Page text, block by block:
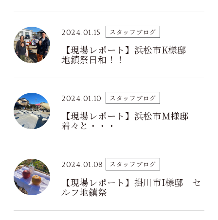
2024.01.15 スタッフブログ
【現場レポート】浜松市K様邸
地鎮祭日和！！
2024.01.10 スタッフブログ
【現場レポート】浜松市M様邸
着々と・・・
2024.01.08 スタッフブログ
【現場レポート】掛川市I様邸 セ
ルフ地鎮祭